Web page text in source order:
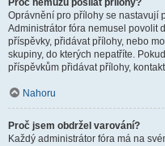
Proč nemůžu posílat přílohy?
Oprávnění pro přílohy se nastavují
Administrátor fóra nemusel povolit
příspěvky, přidávat přílohy, nebo
skupiny, do kterých nepatříte.
příspěvkům přidávat přílohy,
Nahoru
Proč jsem obdržel varování?
Každý administrátor fóra má na